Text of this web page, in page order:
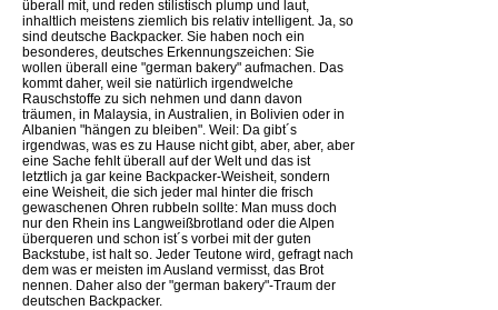
überall mit, und reden stilistisch plump und laut,
inhaltlich meistens ziemlich bis relativ intelligent. Ja, so
sind deutsche Backpacker. Sie haben noch ein
besonderes, deutsches Erkennungszeichen: Sie
wollen überall eine "german bakery" aufmachen. Das
kommt daher, weil sie natürlich irgendwelche
Rauschstoffe zu sich nehmen und dann davon
träumen, in Malaysia, in Australien, in Bolivien oder in
Albanien "hängen zu bleiben". Weil: Da gibt´s
irgendwas, was es zu Hause nicht gibt, aber, aber, aber
eine Sache fehlt überall auf der Welt und das ist
letztlich ja gar keine Backpacker-Weisheit, sondern
eine Weisheit, die sich jeder mal hinter die frisch
gewaschenen Ohren rubbeln sollte: Man muss doch
nur den Rhein ins Langweißbrotland oder die Alpen
überqueren und schon ist´s vorbei mit der guten
Backstube, ist halt so. Jeder Teutone wird, gefragt nach
dem was er meisten im Ausland vermisst, das Brot
nennen. Daher also der "german bakery"-Traum der
deutschen Backpacker.